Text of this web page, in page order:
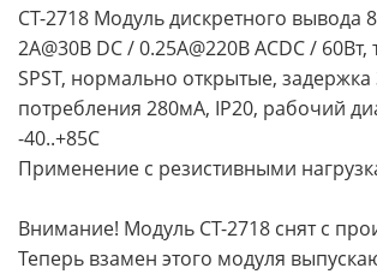
CT-2718 Модуль дискретного вывода
2А@30В DC / 0.25А@220В ACDC / 60Вт,
SPST, нормально открытые, задержка
потребления 280мА, IP20, рабочий
-40..+85С
Применение с резистивными
Внимание! Модуль CT-2718 снят с
Теперь взамен этого модуля